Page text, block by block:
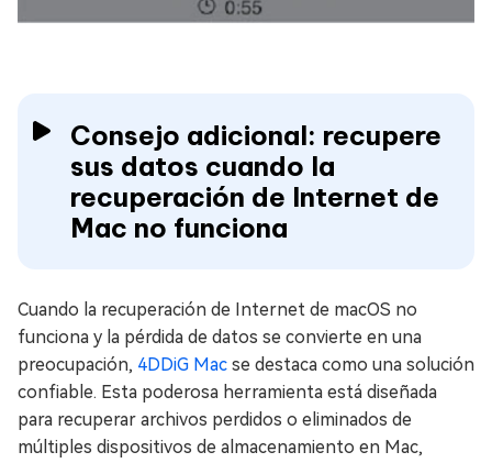
Consejo adicional: recupere
sus datos cuando la
recuperación de Internet de
Mac no funciona
Cuando la recuperación de Internet de macOS no
funciona y la pérdida de datos se convierte en una
preocupación, 4DDiG Mac se destaca como una solución
confiable. Esta poderosa herramienta está diseñada
para recuperar archivos perdidos o eliminados de
múltiples dispositivos de almacenamiento en Mac,